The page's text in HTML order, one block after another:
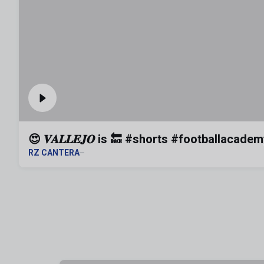
😍 𝑽𝑨𝑳𝑳𝑬𝑱𝑶 is 🔙 #shorts
RZ CANTERA